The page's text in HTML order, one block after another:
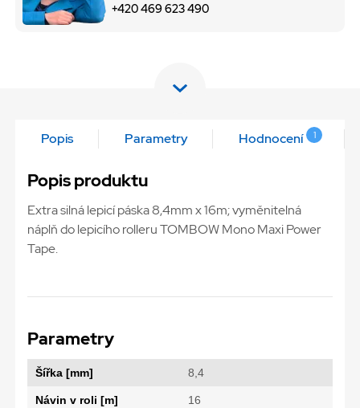
+420 469 623 490
Popis Parametry Hodnocení 1
Popis produktu
Extra silná lepicí páska 8,4mm x 16m; vyměnitelná
náplň do lepicího rolleru TOMBOW Mono Maxi Power
Tape.
Parametry
Šířka [mm] 8,4
Návin v roli [m] 16